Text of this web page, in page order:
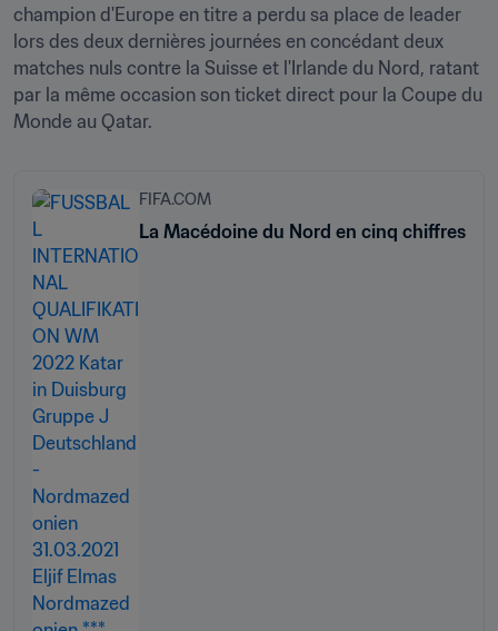
champion d'Europe en titre a perdu sa place de leader
lors des deux dernières journées en concédant deux
matches nuls contre la Suisse et l'Irlande du Nord, ratant
par la même occasion son ticket direct pour la Coupe du
Monde au Qatar.
FIFA.COM
La Macédoine du Nord en cinq chiffres